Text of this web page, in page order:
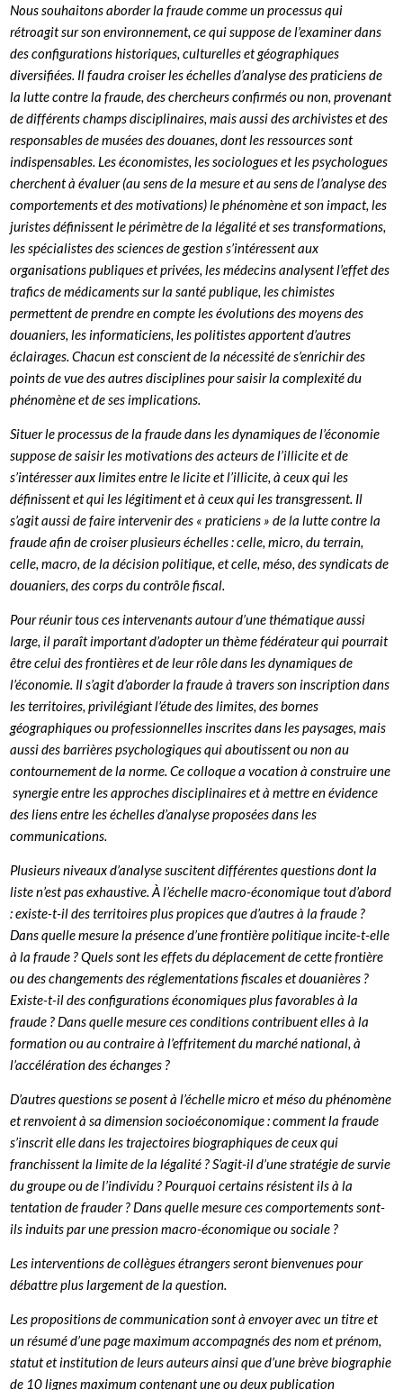
Nous souhaitons aborder la fraude comme un processus qui
rétroagit sur son environnement, ce qui suppose de l’examiner dans
des configurations historiques, culturelles et géographiques
diversifiées. Il faudra croiser les échelles d’analyse des praticiens de
la lutte contre la fraude, des chercheurs confirmés ou non, provenant
de différents champs disciplinaires, mais aussi des archivistes et des
responsables de musées des douanes, dont les ressources sont
indispensables. Les économistes, les sociologues et les psychologues
cherchent à évaluer (au sens de la mesure et au sens de l’analyse des
comportements et des motivations) le phénomène et son impact, les
juristes définissent le périmètre de la légalité et ses transformations,
les spécialistes des sciences de gestion s’intéressent aux
organisations publiques et privées, les médecins analysent l’effet des
trafics de médicaments sur la santé publique, les chimistes
permettent de prendre en compte les évolutions des moyens des
douaniers, les informaticiens, les politistes apportent d’autres
éclairages. Chacun est conscient de la nécessité de s’enrichir des
points de vue des autres disciplines pour saisir la complexité du
phénomène et de ses implications.
Situer le processus de la fraude dans les dynamiques de l’économie
suppose de saisir les motivations des acteurs de l’illicite et de
s’intéresser aux limites entre le licite et l’illicite, à ceux qui les
définissent et qui les légitiment et à ceux qui les transgressent. Il
s’agit aussi de faire intervenir des « praticiens » de la lutte contre la
fraude afin de croiser plusieurs échelles : celle, micro, du terrain,
celle, macro, de la décision politique, et celle, méso, des syndicats de
douaniers, des corps du contrôle fiscal.
Pour réunir tous ces intervenants autour d’une thématique aussi
large, il paraît important d’adopter un thème fédérateur qui pourrait
être celui des frontières et de leur rôle dans les dynamiques de
l’économie. Il s’agit d’aborder la fraude à travers son inscription dans
les territoires, privilégiant l’étude des limites, des bornes
géographiques ou professionnelles inscrites dans les paysages, mais
aussi des barrières psychologiques qui aboutissent ou non au
contournement de la norme. Ce colloque a vocation à construire une
synergie entre les approches disciplinaires et à mettre en évidence
des liens entre les échelles d’analyse proposées dans les
communications.
Plusieurs niveaux d’analyse suscitent différentes questions dont la
liste n’est pas exhaustive. À l’échelle macro-économique tout d’abord
: existe-t-il des territoires plus propices que d’autres à la fraude ?
Dans quelle mesure la présence d’une frontière politique incite-t-elle
à la fraude ? Quels sont les effets du déplacement de cette frontière
ou des changements des réglementations fiscales et douanières ?
Existe-t-il des configurations économiques plus favorables à la
fraude ? Dans quelle mesure ces conditions contribuent elles à la
formation ou au contraire à l’effritement du marché national, à
l’accélération des échanges ?
D’autres questions se posent à l’échelle micro et méso du phénomène
et renvoient à sa dimension socioéconomique : comment la fraude
s’inscrit elle dans les trajectoires biographiques de ceux qui
franchissent la limite de la légalité ? S’agit-il d’une stratégie de survie
du groupe ou de l’individu ? Pourquoi certains résistent ils à la
tentation de frauder ? Dans quelle mesure ces comportements sont-
ils induits par une pression macro-économique ou sociale ?
Les interventions de collègues étrangers seront bienvenues pour
débattre plus largement de la question.
Les propositions de communication sont à envoyer avec un titre et
un résumé d’une page maximum accompagnés des nom et prénom,
statut et institution de leurs auteurs ainsi que d’une brève biographie
de 10 lignes maximum contenant une ou deux publication